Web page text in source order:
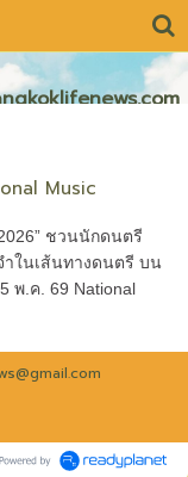
Music
ชวนนักดนตรี
ในเส้นทางดนตรี บน
พ.ค. 69 National